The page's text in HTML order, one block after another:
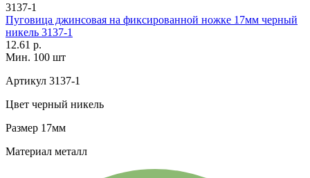
3137-1
Пуговица джинсовая на фиксированной ножке 17мм черный
никель 3137-1
12.61 р.
Мин. 100 шт
Артикул 3137-1
Цвет черный никель
Размер 17мм
Материал металл